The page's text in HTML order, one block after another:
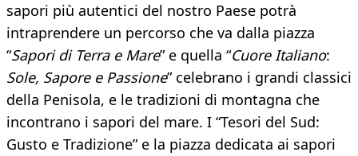
sapori più autentici del nostro Paese potrà
intraprendere un percorso che va dalla piazza
“Sapori di Terra e Mare” e quella “Cuore Italiano:
Sole, Sapore e Passione” celebrano i grandi classici
della Penisola, e le tradizioni di montagna che
incontrano i sapori del mare. I “Tesori del Sud:
Gusto e Tradizione” e la piazza dedicata ai sapori